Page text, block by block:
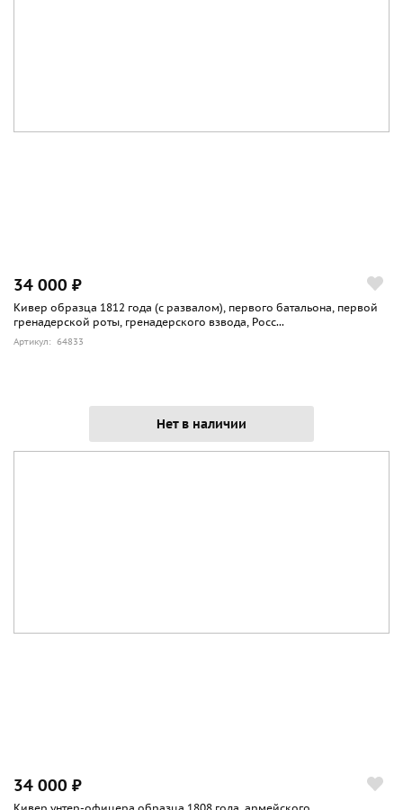
34 000 ₽
Кивер образца 1812 года (с развалом), первого батальона, первой
гренадерской роты, гренадерского взвода, Росс...
Артикул: 64833
Нет в наличии
34 000 ₽